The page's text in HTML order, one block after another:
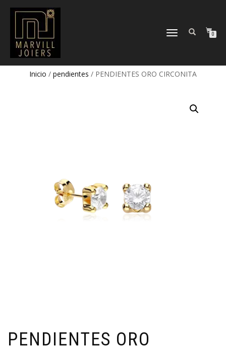
TOGGLE
0
Inicio / pendientes / PENDIENTES ORO CIRCONITA
PENDIENTES ORO